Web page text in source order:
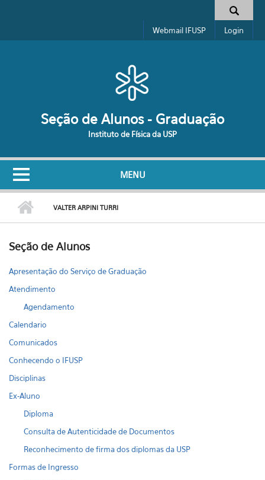
Formulário de busca
Webmail IFUSP Login
Seção de Alunos - Graduação
Instituto de Física da USP
MENU
VALTER ARPINI TURRI
Seção de Alunos
Apresentação do Serviço de Graduação
Atendimento
Agendamento
Calendario
Comunicados
Conhecendo o IFUSP
Disciplinas
Ex-Aluno
Diploma
Consulta de Autenticidade de Documentos
Reconhecimento de firma dos diplomas da USP
Formas de Ingresso